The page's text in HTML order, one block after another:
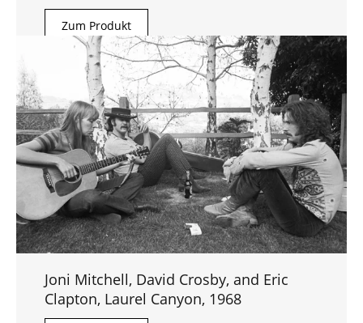
Zum Produkt
Joni Mitchell, David Crosby, and Eric
Clapton, Laurel Canyon, 1968